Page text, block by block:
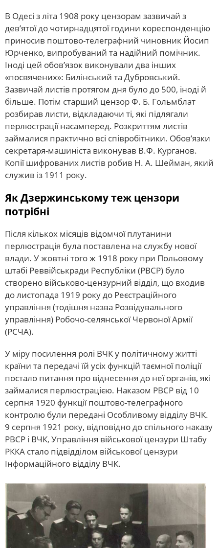
В Одесі з літа 1908 року цензорам зазвичай з
дев’ятої до чотирнадцятої години кореспонденцію
приносив поштово-телеграфний чиновник Йосип
Юрченко, випробуваний та надійний помічник.
Іноді цей обов’язок виконували два інших
«посвячених»: Билінський та Дубровський.
Зазвичай листів протягом дня було до 500, іноді й
більше. Потім старший цензор Ф. Б. Гольмблат
розбирав листи, відкладаючи ті, які підлягали
перлюстрації насамперед. Розкриттям листів
займалися практично всі співробітники. Обов’язки
секретаря-машиніста виконував В.Ф. Курганов.
Копії шифрованих листів робив Н. А. Шейман, який
служив із 1911 року.
Як Дзержинському теж цензори
потрібні
Після кількох місяців відомчої плутанини
перлюстрація була поставлена ​​на службу нової
влади. У жовтні того ж 1918 року при Польовому
штабі Реввійськради Республіки (РВСР) було
створено військово-цензурний відділ, що входив
до листопада 1919 року до Реєстраційного
управління (тодішня назва Розвідувального
управління) Робочо-селянської Червоної Армії
(РСЧА).
У міру посилення ролі ВЧК у політичному житті
країни та передачі їй усіх функцій таємної поліції
постало питання про віднесення до неї органів, які
займалися перлюстрацією. Наказом РВСР від 10
серпня 1920 функції поштово-телеграфного
контролю були передані Особливому відділу ВЧК.
9 серпня 1921 року, відповідно до спільного наказу
РВСР і ВЧК, Управління військової цензури Штабу
РККА стало підвідділом військової цензури
Інформаційного відділу ВЧК.